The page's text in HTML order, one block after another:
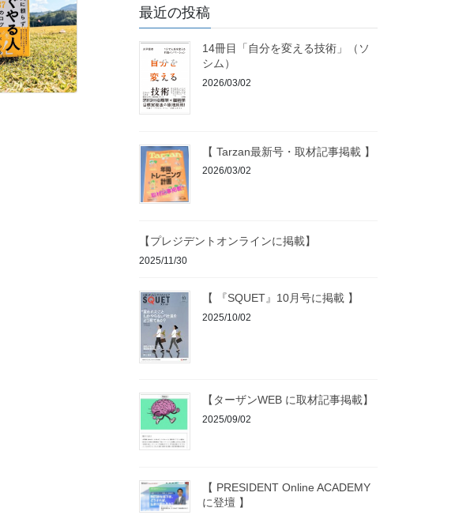
最近の投稿
14冊目「自分を変える技術」（ソ
シム）
2026/03/02
【 Tarzan最新号・取材記事掲載 】
2026/03/02
【プレジデントオンラインに掲載】
2025/11/30
【 『SQUET』10月号に掲載 】
2025/10/02
【ターザンWEB に取材記事掲載】
2025/09/02
【 PRESIDENT Online ACADEMY
に登壇 】